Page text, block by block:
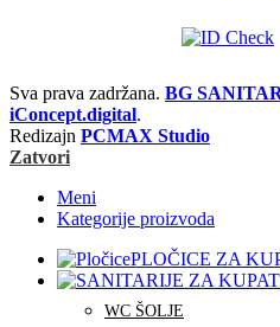
Sva prava zadržana. BG
iConcept.digital.
Redizajn PCMAX Studio
Zatvori
Meni
Kategorije proizvoda
PLOČICE ZA
WC ŠOLJE